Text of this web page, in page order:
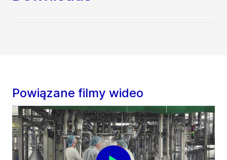
Powiązane filmy wideo